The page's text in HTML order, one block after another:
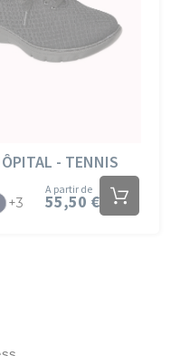
- TENNIS
A partir de
55,50 €
+3